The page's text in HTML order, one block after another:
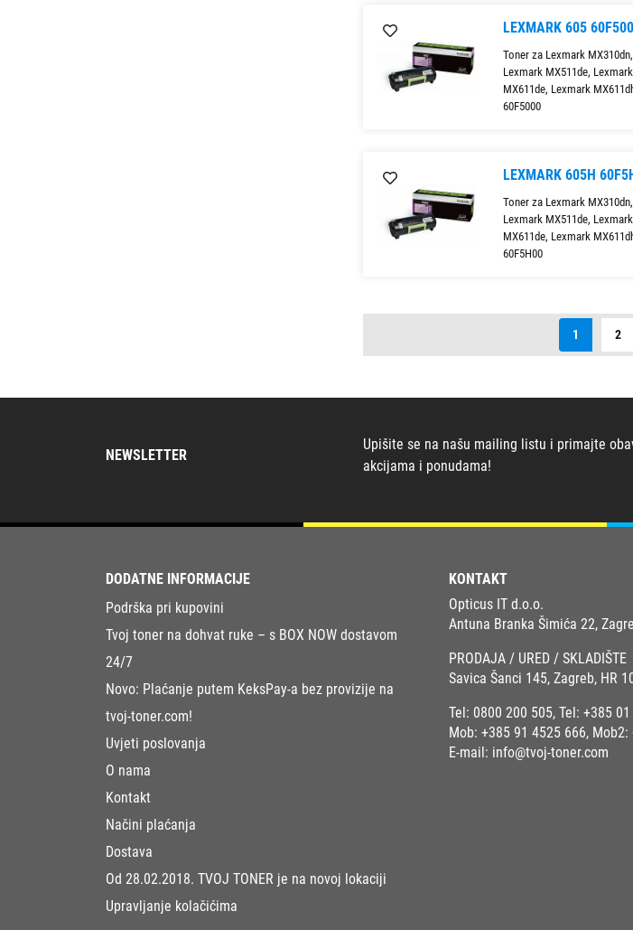
LEXMARK 605
Toner za Lexmark
Lexmark MX511de,
MX611de, Lexmark
60F5000
LEXMARK 605H
Toner za Lexmark
Lexmark MX511de,
MX611de, Lexmark
60F5H00
1 2
NEWSLETTER
Upišite se na našu mailing listu i primajte
akcijama i ponudama!
DODATNE INFORMACIJE
Podrška pri kupovini
Tvoj toner na dohvat ruke – s BOX NOW dostavom
24/7
Novo: Plaćanje putem KeksPay-a bez provizije na
tvoj-toner.com!
Uvjeti poslovanja
O nama
Kontakt
Načini plaćanja
Dostava
Od 28.02.2018. TVOJ TONER je na novoj lokaciji
Upravljanje kolačićima
KONTAKT
Opticus IT d.o.o.
Antuna Branka Šimića 22,
PRODAJA / URED / SKLADIŠTE
Savica Šanci 145, Zagreb, HR
Tel: 0800 200 505, Tel: +385
Mob: +385 91 4525 666, Mob2:
E-mail: info@tvoj-toner.com